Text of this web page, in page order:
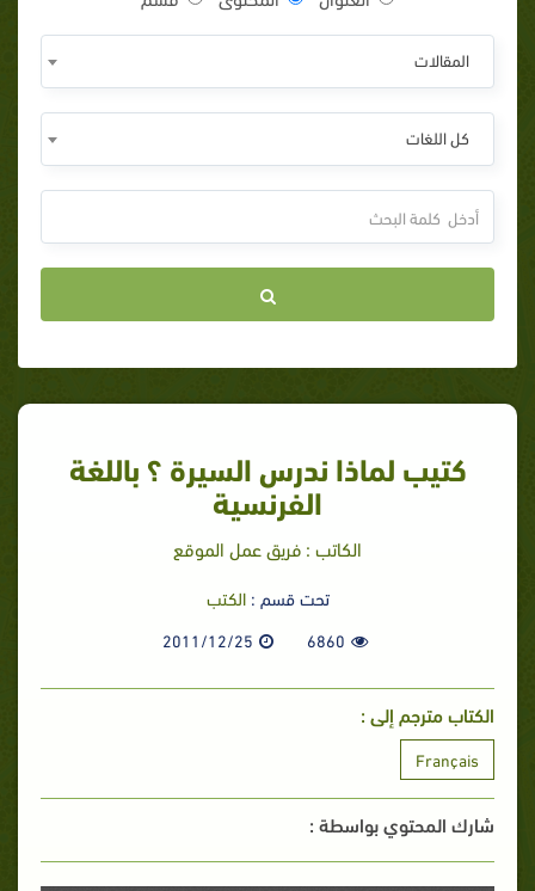
المقالات
كل اللغات
كتيب لماذا ندرس السيرة ؟ باللغة
الفرنسية
الكاتب : فريق عمل الموقع
تحت قسم :الكتب
6860
2011/12/25
الكتاب مترجم إلى :
Français
شارك المحتوي بواسطة :